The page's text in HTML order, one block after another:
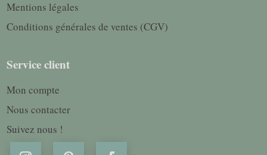
Mentions légales
Conditions générales de ventes (CGV)
Service client
Mon compte
Nous contacter
Suivez nous !